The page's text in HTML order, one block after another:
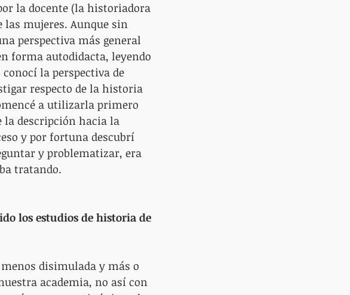
la docente (la historiadora
mujeres. Aunque sin
perspectiva más general
forma autodidacta, leyendo
la perspectiva de
respecto de la historia
a utilizarla primero
descripción hacia la
y por fortuna descubrí
y problematizar, era
tratando.
los estudios de historia de
disimulada y más o
academia, no así con